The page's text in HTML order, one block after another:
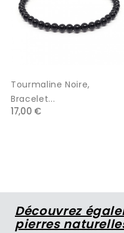
Tourmaline Noire,
Bracelet...
17,00 €
Découvrez
pierres